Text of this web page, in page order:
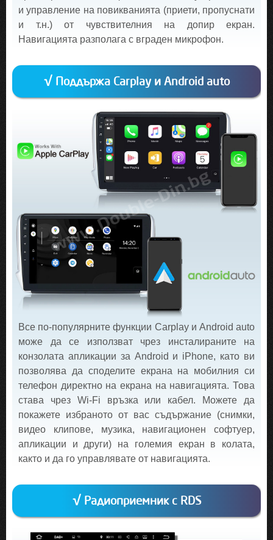
и управление на повикванията (приети, пропуснати
и т.н.) от чувствителния на допир екран.
Навигацията разполага с вграден микрофон.
√ Поддържа Carplay и Android auto
Все по-популярните функции Carplay и Android auto
може да се използват чрез инсталираните на
конзолата апликации за Android и iPhone, като ви
позволява да споделите екрана на мобилния си
телефон директно на екрана на навигацията. Това
става чрез Wi-Fi връзка или кабел. Можете да
покажете избраното от вас съдържание (снимки,
видео клипове, музика, навигационен софтуер,
апликации и други) на големия екран в колата,
както и да го управлявате от навигацията.
√ Радиоприемник с RDS